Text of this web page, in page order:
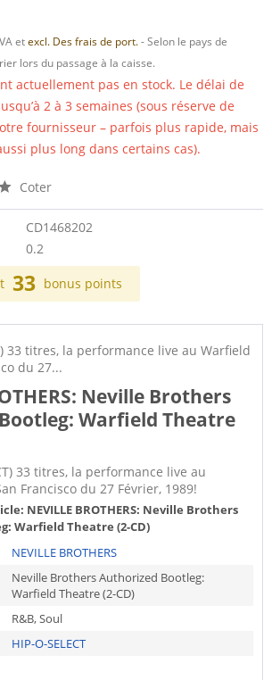
etexcl. Des frais de port.- Selon le pays de
lors du passage à la caisse.
actuellement pas en stock. Le délai de
2 à 3 semaines (sous réserve de
fournisseur – parfois plus rapide, mais
plus long dans certains cas).
Coter
CD1468202
0.2
33 bonus points
33 titres, la performance live au Warfield
du 27...
Neville Brothers
Warfield Theatre
33 titres, la performance live au
Francisco du 27 Février, 1989!
NEVILLE BROTHERS: Neville Brothers
Warfield Theatre (2-CD)
NEVILLE BROTHERS
Neville Brothers Authorized Bootleg:
Warfield Theatre (2-CD)
R&B, Soul
HIP-O-SELECT